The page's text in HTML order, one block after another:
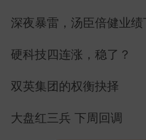
在面值退市隐患
*ST 清越：股价濒临退
*ST 英飞：股价异常
深夜暴雷，汤臣倍健业
硬科技四连涨，稳了？
双英集团的权衡抉择
大盘红三兵 下周回调